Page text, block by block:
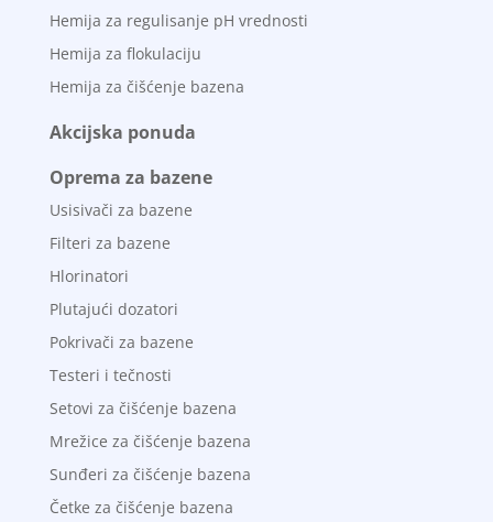
Hemija za regulisanje pH vrednosti
Hemija za flokulaciju
Hemija za čišćenje bazena
Akcijska ponuda
Oprema za bazene
Usisivači za bazene
Filteri za bazene
Hlorinatori
Plutajući dozatori
Pokrivači za bazene
Testeri i tečnosti
Setovi za čišćenje bazena
Mrežice za čišćenje bazena
Sunđeri za čišćenje bazena
Četke za čišćenje bazena